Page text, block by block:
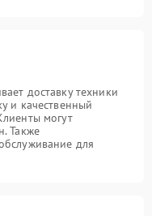
доставку техники
и качественный
могут
Также
для